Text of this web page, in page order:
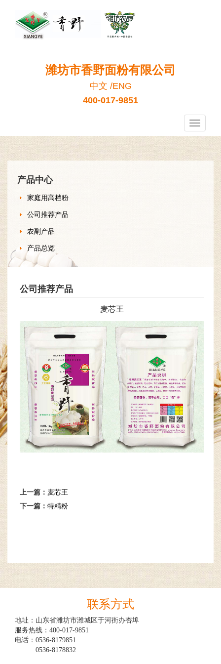
潍坊市香野面粉有限公司
中文 /ENG
400-017-9851
香
野
产品中心
家庭用高档粉
公司推荐产品
农副产品
产品总览
公司推荐产品
麦芯王
上一篇： 麦芯王
下一篇： 特精粉
联系方式
地址：山东省潍坊市潍城区于河街办杏埠
服务热线：400-017-9851
电话：0536-8179851
0536-8178832